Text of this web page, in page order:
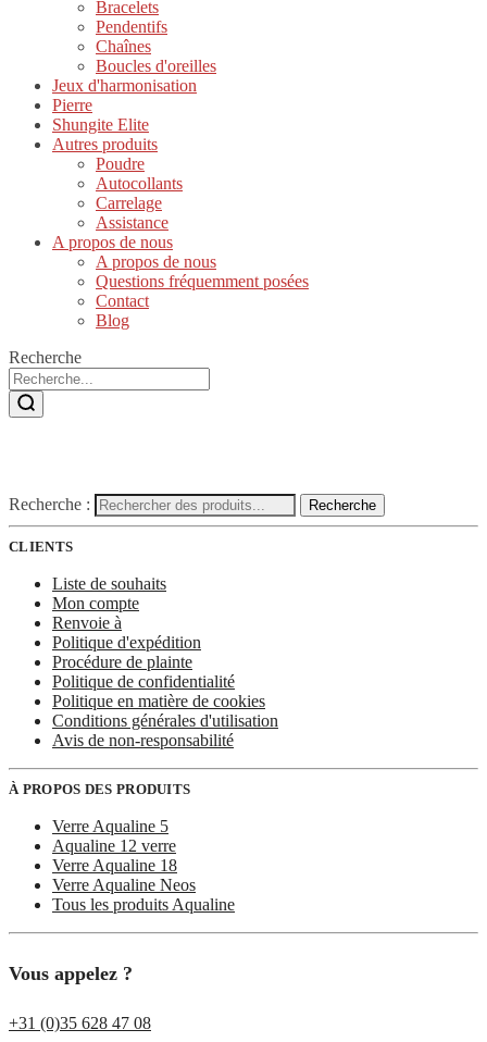
Bracelets
Pendentifs
Chaînes
Boucles d'oreilles
Jeux d'harmonisation
Pierre
Shungite Elite
Autres produits
Poudre
Autocollants
Carrelage
Assistance
A propos de nous
A propos de nous
Questions fréquemment posées
Contact
Blog
Recherche
Recherche : Recherche
CLIENTS
Liste de souhaits
Mon compte
Renvoie à
Politique d'expédition
Procédure de plainte
Politique de confidentialité
Politique en matière de cookies
Conditions générales d'utilisation
Avis de non-responsabilité
À PROPOS DES PRODUITS
Verre Aqualine 5
Aqualine 12 verre
Verre Aqualine 18
Verre Aqualine Neos
Tous les produits Aqualine
Vous appelez ?
+31 (0)35 628 47 08